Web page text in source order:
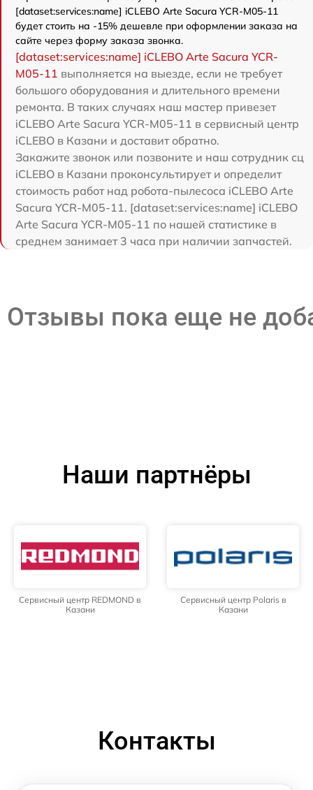
[dataset:services:name] iCLEBO Arte Sacura YCR-M05-11
будет стоить на -15% дешевле при оформлении заказа на
сайте через форму заказа звонка.
[dataset:services:name] iCLEBO Arte Sacura YCR-
M05-11 выполняется на выезде, если не требует
большого оборудования и длительного времени
ремонта. В таких случаях наш мастер привезет
iCLEBO Arte Sacura YCR-M05-11 в сервисный центр
iCLEBO в Казани и доставит обратно.
Закажите звонок или позвоните и наш сотрудник сц
iCLEBO в Казани проконсультирует и определит
стоимость работ над робота-пылесоса iCLEBO Arte
Sacura YCR-M05-11. [dataset:services:name] iCLEBO
Arte Sacura YCR-M05-11 по нашей статистике в
среднем занимает 3 часа при наличии запчастей.
Отзывы пока еще не
Наши партнёры
Сервисный центр REDMOND в
Казани
Сервисный центр Polaris в
Казани
Контакты